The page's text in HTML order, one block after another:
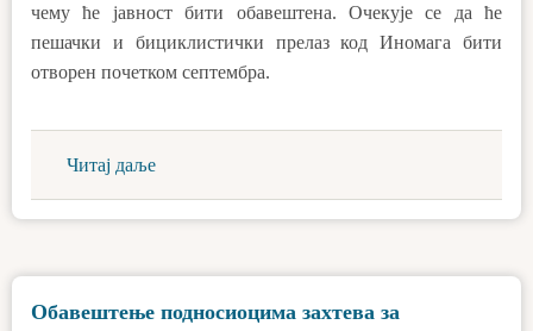
чему ће јавност бити обавештена. Очекује се да ће
пешачки и бициклистички прелаз код Иномага бити
отворен почетком септембра.
Читај даље
Обавештење подносиоцима захтева за